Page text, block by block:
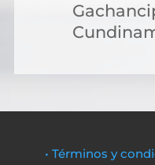
• Términos y